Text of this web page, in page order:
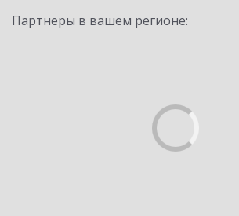
Партнеры в вашем регионе: